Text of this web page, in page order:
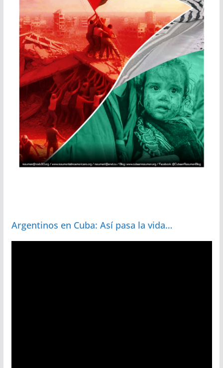
Argentinos en Cuba: Así pasa la vida…